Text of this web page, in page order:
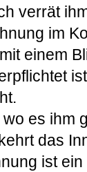
verrät
im
einem
es ihm
das
ist